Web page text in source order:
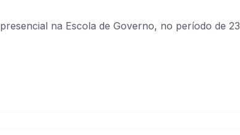
na Escola de Governo, no período de 23